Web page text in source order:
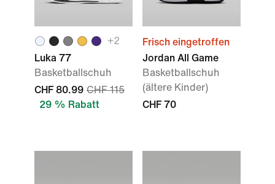
+2
Luka 77
Basketballschuh
CHF 80.99 CHF 115
29 % Rabatt
Frisch eingetroffen
Jordan All Game
Basketballschuh
(ältere Kinder)
CHF 70